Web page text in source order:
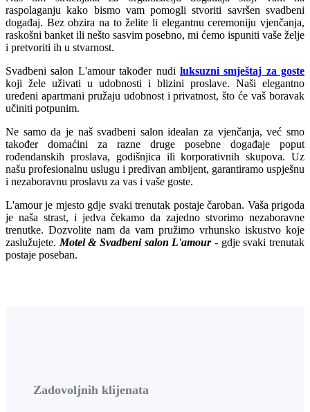
raspolaganju kako bismo vam pomogli stvoriti savršen svadbeni
događaj. Bez obzira na to želite li elegantnu ceremoniju vjenčanja,
raskošni banket ili nešto sasvim posebno, mi ćemo ispuniti vaše želje
i pretvoriti ih u stvarnost.
Svadbeni salon L'amour također nudi luksuzni smještaj za goste
koji žele uživati u udobnosti i blizini proslave. Naši elegantno
uređeni apartmani pružaju udobnost i privatnost, što će vaš boravak
učiniti potpunim.
Ne samo da je naš svadbeni salon idealan za vjenčanja, već smo
također domaćini za razne druge posebne događaje poput
rođendanskih proslava, godišnjica ili korporativnih skupova. Uz
našu profesionalnu uslugu i predivan ambijent, garantiramo uspješnu
i nezaboravnu proslavu za vas i vaše goste.
L'amour je mjesto gdje svaki trenutak postaje čaroban. Vaša prigoda
je naša strast, i jedva čekamo da zajedno stvorimo nezaboravne
trenutke. Dozvolite nam da vam pružimo vrhunsko iskustvo koje
zaslužujete. Motel & Svadbeni salon L'amour- gdje svaki trenutak
postaje poseban.
Zadovoljnih klijenata